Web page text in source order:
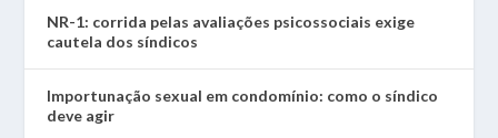
NR-1: corrida pelas avaliações psicossociais exige
cautela dos síndicos
Importunação sexual em condomínio: como o síndico
deve agir